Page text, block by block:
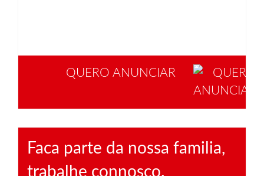
QUERO ANUNCIAR
Faca parte da nossa familia,
trabalhe connosco.